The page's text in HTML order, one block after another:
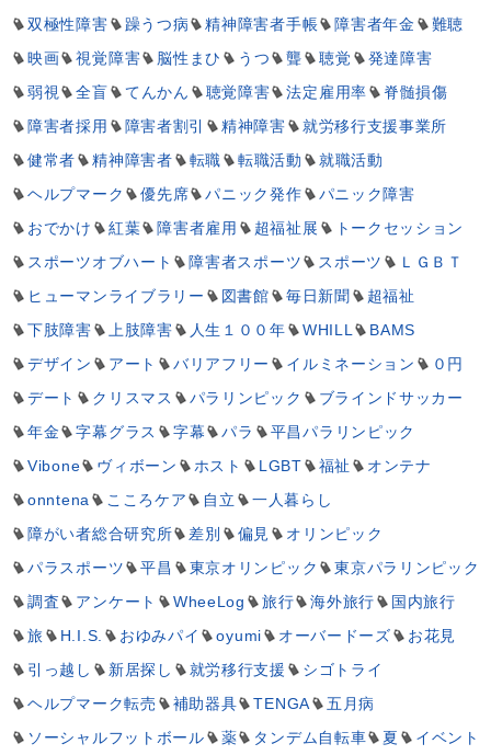
双極性障害
躁うつ病 精神障害者手帳 障害者年金
難聴
映画
視覚障害 脳性まひ うつ 聾 聴覚
発達障害
弱視
全盲 てんかん 聴覚障害 法定雇用率
脊髄損傷
障害者採用
障害者割引 精神障害
就労移行支援事業所
健常者
精神障害者 転職 転職活動
就職活動
ヘルプマーク
優先席 パニック発作
パニック障害
おでかけ
紅葉 障害者雇用 超福祉展
トークセッション
スポーツオブハート
障害者スポーツ スポーツ
ＬＧＢＴ
ヒューマンライブラリー
図書館 毎日新聞
超福祉
下肢障害
上肢障害 人生１００年 WHILL
BAMS
デザイン
アート バリアフリー イルミネーション
０円
デート
クリスマス パラリンピック
ブラインドサッカー
年金
字幕グラス 字幕 パラ
平昌パラリンピック
Vibone
ヴィボーン ホスト LGBT 福祉
オンテナ
onntena
こころケア 自立
一人暮らし
障がい者総合研究所
差別 偏見
オリンピック
パラスポーツ
平昌 東京オリンピック
東京パラリンピック
調査
アンケート WheeLog 旅行 海外旅行
国内旅行
旅
H.I.S. おゆみパイ oyumi オーバードーズ
お花見
引っ越し
新居探し 就労移行支援
シゴトライ
ヘルプマーク転売
補助器具 TENGA
五月病
ソーシャルフットボール
薬 タンデム自転車 夏 イベント